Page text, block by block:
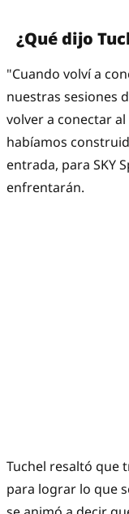
¿Qué dijo
"Cuando volví a
nuestras sesiones
volver a conectar
habíamos
entrada, para SKY
enfrentarán.
Tuchel resaltó que
para lograr lo que